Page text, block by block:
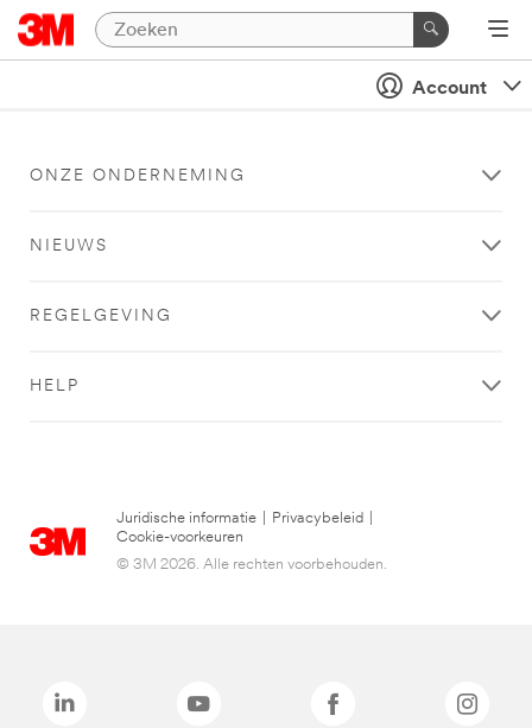
Account
ONZE ONDERNEMING
NIEUWS
REGELGEVING
HELP
Juridische informatie Privacybeleid
Cookie-voorkeuren
© 3M 2026. Alle rechten voorbehouden.